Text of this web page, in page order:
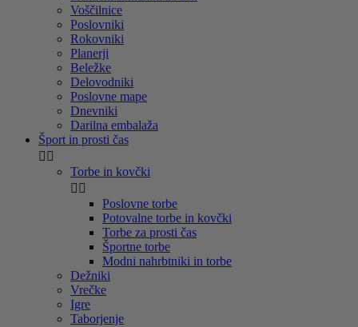
Voščilnice
Poslovniki
Rokovniki
Planerji
Beležke
Delovodniki
Poslovne mape
Dnevniki
Darilna embalaža
Šport in prosti čas
 
Torbe in kovčki
 
Poslovne torbe
Potovalne torbe in kovčki
Torbe za prosti čas
Športne torbe
Modni nahrbtniki in torbe
Dežniki
Vrečke
Igre
Taborjenje